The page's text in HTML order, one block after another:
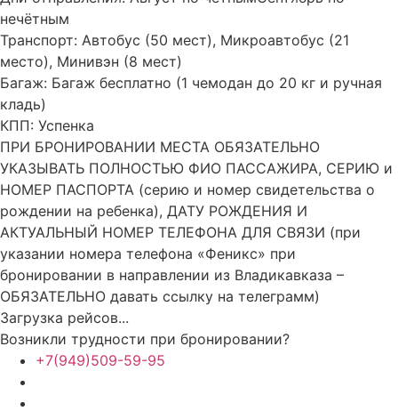
нечётным
Транспорт: Автобус (50 мест), Микроавтобус (21
место), Минивэн (8 мест)
Багаж: Багаж бесплатно (1 чемодан до 20 кг и ручная
кладь)
КПП: Успенка
ПРИ БРОНИРОВАНИИ МЕСТА ОБЯЗАТЕЛЬНО
УКАЗЫВАТЬ ПОЛНОСТЬЮ ФИО ПАССАЖИРА, СЕРИЮ и
НОМЕР ПАСПОРТА (серию и номер свидетельства о
рождении на ребенка), ДАТУ РОЖДЕНИЯ И
АКТУАЛЬНЫЙ НОМЕР ТЕЛЕФОНА ДЛЯ СВЯЗИ (при
указании номера телефона «Феникс» при
бронировании в направлении из Владикавказа –
ОБЯЗАТЕЛЬНО давать ссылку на телеграмм)
Загрузка рейсов...
Возникли трудности при бронировании?
+7(949)509-59-95